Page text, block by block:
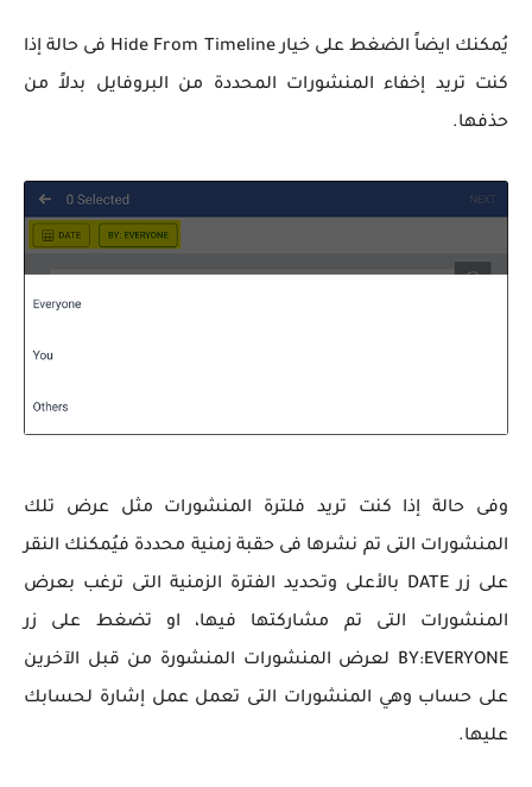
يُمكنك ايضاً الضغط على خيار Hide From Timeline فى حالة إذا
كنت تريد إخفاء المنشورات المحددة من البروفايل بدلاً من
حذفها.
وفى حالة إذا كنت تريد فلترة المنشورات مثل عرض تلك
المنشورات التى تم نشرها فى حقبة زمنية محددة فيُمكنك النقر
على زر DATE بالأعلى وتحديد الفترة الزمنية التى ترغب بعرض
المنشورات التى تم مشاركتها فيها، او تضغط على زر
BY:EVERYONE لعرض المنشورات المنشورة من قبل الآخرين
على حساب وهي المنشورات التى تعمل عمل إشارة لحسابك
عليها.